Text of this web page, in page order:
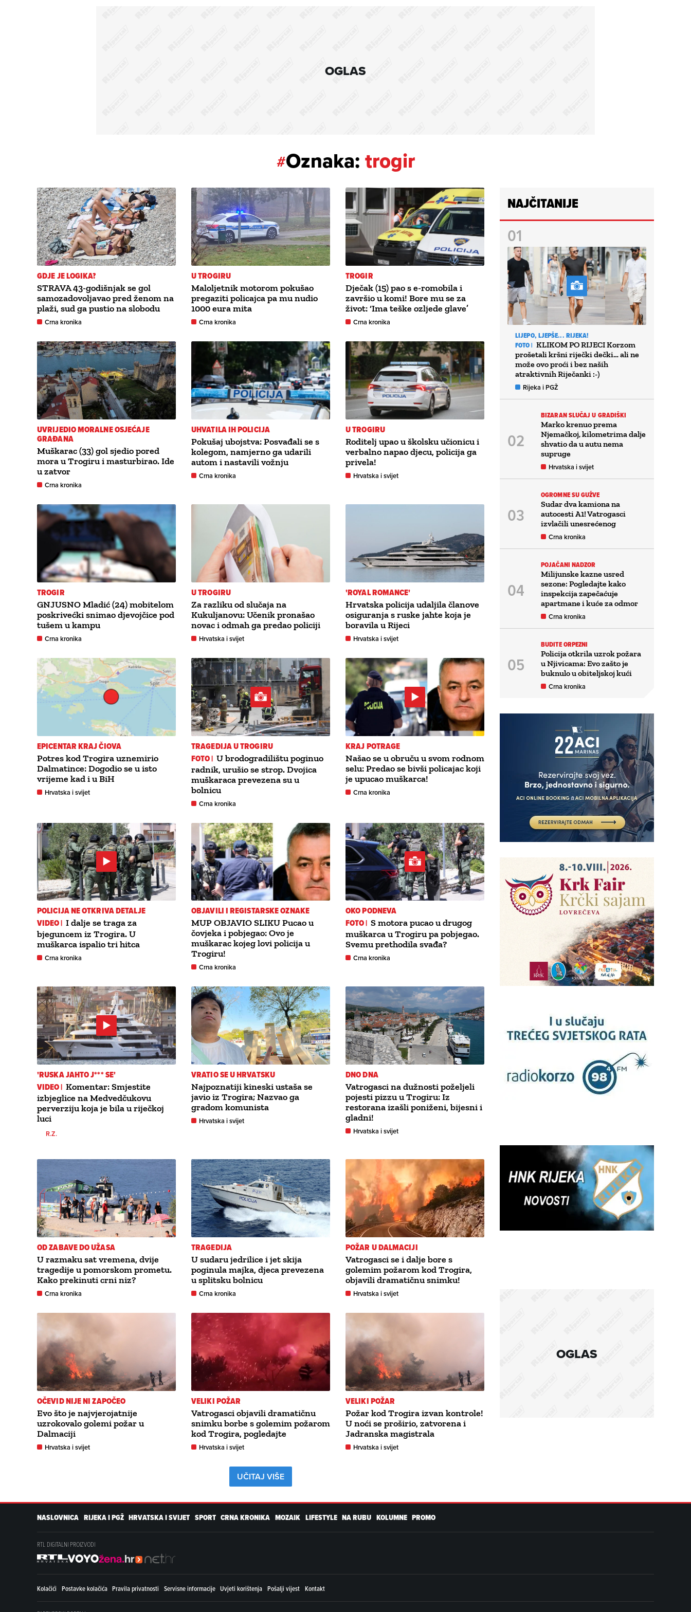
OGLAS
#Oznaka:trogir
GDJE JE LOGIKA?
STRAVA 43-godišnjak se gol
samozadovoljavao pred ženom na
plaži, sud ga pustio na slobodu
Crna kronika
U TROGIRU
Maloljetnik motorom pokušao
pregaziti policajca pa mu nudio
1000 eura mita
Crna kronika
TROGIR
Dječak (15) pao s e-romobila i
završio u komi! Bore mu se za
život: ‘Ima teške ozljede glave’
Crna kronika
UVRIJEDIO MORALNE OSJEĆAJE
GRAĐANA
Muškarac (33) gol sjedio pored
mora u Trogiru i masturbirao. Ide
u zatvor
Crna kronika
UHVATILA IH POLICIJA
Pokušaj ubojstva: Posvađali se s
kolegom, namjerno ga udarili
autom i nastavili vožnju
Crna kronika
U TROGIRU
Roditelj upao u školsku učionicu i
verbalno napao djecu, policija ga
privela!
Hrvatska i svijet
TROGIR
GNJUSNO Mladić (24) mobitelom
poskrivećki snimao djevojčice pod
tušem u kampu
Crna kronika
U TROGIRU
Za razliku od slučaja na
Kukuljanovu: Učenik pronašao
novac i odmah ga predao policiji
Hrvatska i svijet
'ROYAL ROMANCE'
Hrvatska policija udaljila članove
osiguranja s ruske jahte koja je
boravila u Rijeci
Hrvatska i svijet
EPICENTAR KRAJ ČIOVA
Potres kod Trogira uznemirio
Dalmatince: Dogodio se u isto
vrijeme kad i u BiH
Hrvatska i svijet
TRAGEDIJA U TROGIRU
FOTO | U brodogradilištu poginuo
radnik, urušio se strop. Dvojica
muškaraca prevezena su u
bolnicu
Crna kronika
KRAJ POTRAGE
Našao se u obruču u svom rodnom
selu: Predao se bivši policajac koji
je upucao muškarca!
Crna kronika
POLICIJA NE OTKRIVA DETALJE
VIDEO | I dalje se traga za
bjeguncem iz Trogira. U
muškarca ispalio tri hitca
Crna kronika
OBJAVILI I REGISTARSKE OZNAKE
MUP OBJAVIO SLIKU Pucao u
čovjeka i pobjegao: Ovo je
muškarac kojeg lovi policija u
Trogiru!
Crna kronika
OKO PODNEVA
FOTO | S motora pucao u drugog
muškarca u Trogiru pa pobjegao.
Svemu prethodila svađa?
Crna kronika
'RUSKA JAHTO J*** SE'
VIDEO | Komentar: Smjestite
izbjeglice na Medvedčukovu
perverziju koja je bila u riječkoj
luci
R.Z.
VRATIO SE U HRVATSKU
Najpoznatiji kineski ustaša se
javio iz Trogira; Nazvao ga
gradom komunista
Hrvatska i svijet
DNO DNA
Vatrogasci na dužnosti poželjeli
pojesti pizzu u Trogiru: Iz
restorana izašli poniženi, bijesni i
gladni!
Hrvatska i svijet
OD ZABAVE DO UŽASA
U razmaku sat vremena, dvije
tragedije u pomorskom prometu.
Kako prekinuti crni niz?
Crna kronika
TRAGEDIJA
U sudaru jedrilice i jet skija
poginula majka, djeca prevezena
u splitsku bolnicu
Crna kronika
POŽAR U DALMACIJI
Vatrogasci se i dalje bore s
golemim požarom kod Trogira,
objavili dramatičnu snimku!
Hrvatska i svijet
OČEVID NIJE NI ZAPOČEO
Evo što je najvjerojatnije
uzrokovalo golemi požar u
Dalmaciji
Hrvatska i svijet
VELIKI POŽAR
Vatrogasci objavili dramatičnu
snimku borbe s golemim požarom
kod Trogira, pogledajte
Hrvatska i svijet
VELIKI POŽAR
Požar kod Trogira izvan kontrole!
U noći se proširio, zatvorena i
Jadranska magistrala
Hrvatska i svijet
UČITAJ VIŠE
NAJČITANIJE
LIJEPO, LJEPŠE... RIJEKA!
FOTO | KLIKOM PO RIJECI Korzom
prošetali kršni riječki dečki… ali ne
može ovo proći i bez naših
atraktivnih Riječanki :-)
Rijeka i PGŽ
BIZARAN SLUČAJ U GRADIŠKI
Marko krenuo prema
Njemačkoj, kilometrima dalje
shvatio da u autu nema
supruge
Hrvatska i svijet
OGROMNE SU GUŽVE
Sudar dva kamiona na
autocesti A1! Vatrogasci
izvlačili unesrećenog
Crna kronika
POJAČANI NADZOR
Milijunske kazne usred
sezone: Pogledajte kako
inspekcija zapečaćuje
apartmane i kuće za odmor
Crna kronika
BUDITE ORPEZNI
Policija otkrila uzrok požara
u Njivicama: Evo zašto je
buknulo u obiteljskoj kući
Crna kronika
OGLAS
NASLOVNICA RIJEKA I PGŽ HRVATSKA I SVIJET SPORT CRNA KRONIKA MOZAIK LIFESTYLE NA RUBU KOLUMNE PROMO
RTL DIGITALNI PROIZVODI
Kolačići Postavke kolačića Pravila privatnosti Servisne informacije Uvjeti korištenja Pošalji vijest Kontakt